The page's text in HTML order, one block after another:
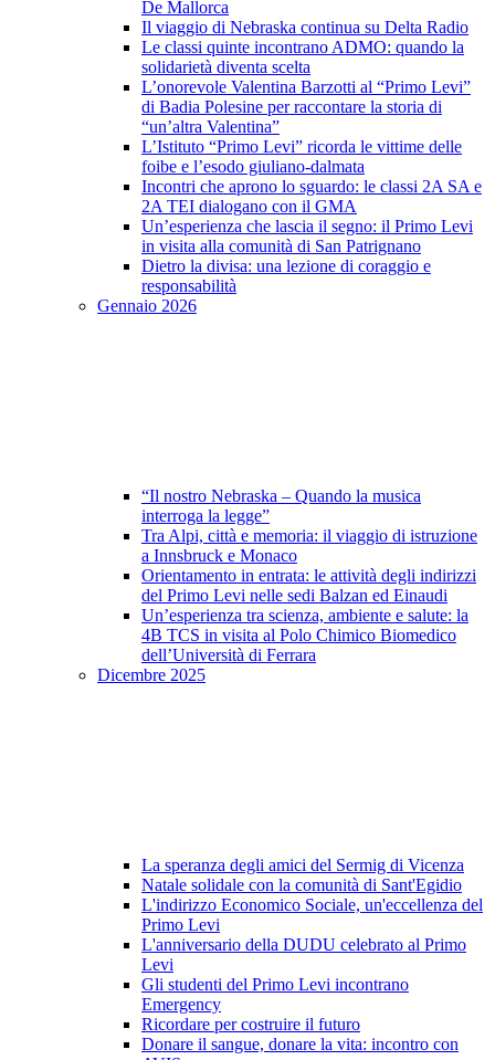
De Mallorca
Il viaggio di Nebraska continua su Delta Radio
Le classi quinte incontrano ADMO: quando la
solidarietà diventa scelta
L’onorevole Valentina Barzotti al “Primo Levi”
di Badia Polesine per raccontare la storia di
“un’altra Valentina”
L’Istituto “Primo Levi” ricorda le vittime delle
foibe e l’esodo giuliano-dalmata
Incontri che aprono lo sguardo: le classi 2A SA e
2A TEI dialogano con il GMA
Un’esperienza che lascia il segno: il Primo Levi
in visita alla comunità di San Patrignano
Dietro la divisa: una lezione di coraggio e
responsabilità
Gennaio 2026
“Il nostro Nebraska – Quando la musica
interroga la legge”
Tra Alpi, città e memoria: il viaggio di istruzione
a Innsbruck e Monaco
Orientamento in entrata: le attività degli indirizzi
del Primo Levi nelle sedi Balzan ed Einaudi
Un’esperienza tra scienza, ambiente e salute: la
4B TCS in visita al Polo Chimico Biomedico
dell’Università di Ferrara
Dicembre 2025
La speranza degli amici del Sermig di Vicenza
Natale solidale con la comunità di Sant'Egidio
L'indirizzo Economico Sociale, un'eccellenza del
Primo Levi
L'anniversario della DUDU celebrato al Primo
Levi
Gli studenti del Primo Levi incontrano
Emergency
Ricordare per costruire il futuro
Donare il sangue, donare la vita: incontro con